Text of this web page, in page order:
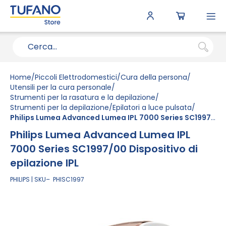
Home Piccoli Elettrodomestici Cura della persona
Utensili per la cura personale
Strumenti per la rasatura e la depilazione
Strumenti per la depilazione Epilatori a luce pulsata
Philips Lumea Advanced Lumea IPL 7000 Series SC1997/00 Dispositivo di epilazione IPL
Philips Lumea Advanced Lumea IPL
7000 Series SC1997/00 Dispositivo di
epilazione IPL
PHILIPS SKU PHISC1997